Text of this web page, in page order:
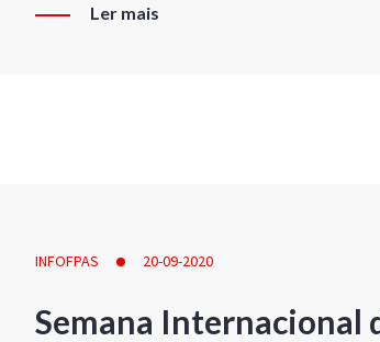
Ler mais
INFOFPAS 20-09-2020
Semana Internacional